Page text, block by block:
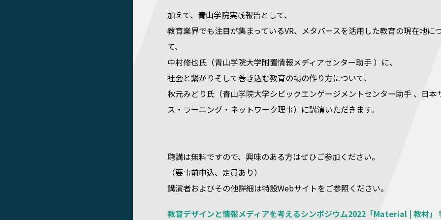
加えて、青山学院実践報告として、
教育業界でも注目が集まっているVR、メタバースを活用した教育の現在地に
て、
中村修也氏（青山学院大学附置情報メディアセンター助手 ）に、
社会と繋がりそして巻き込む教育の場の作り方について、
秋元みどり氏（青山学院大学シビックエンゲージメントセンター助手 、日本
ス・ラーニング・ネットワーク理事）に講演いただきます。
聴講は無料ですので、興味のある方はぜひご参加ください。
（要事前申込、定員あり）
講演者およびその他詳細は特設Webサイトをご参照ください。
教育デザインと情報メディアを考えるシンポジウム2022「Material | 教材」